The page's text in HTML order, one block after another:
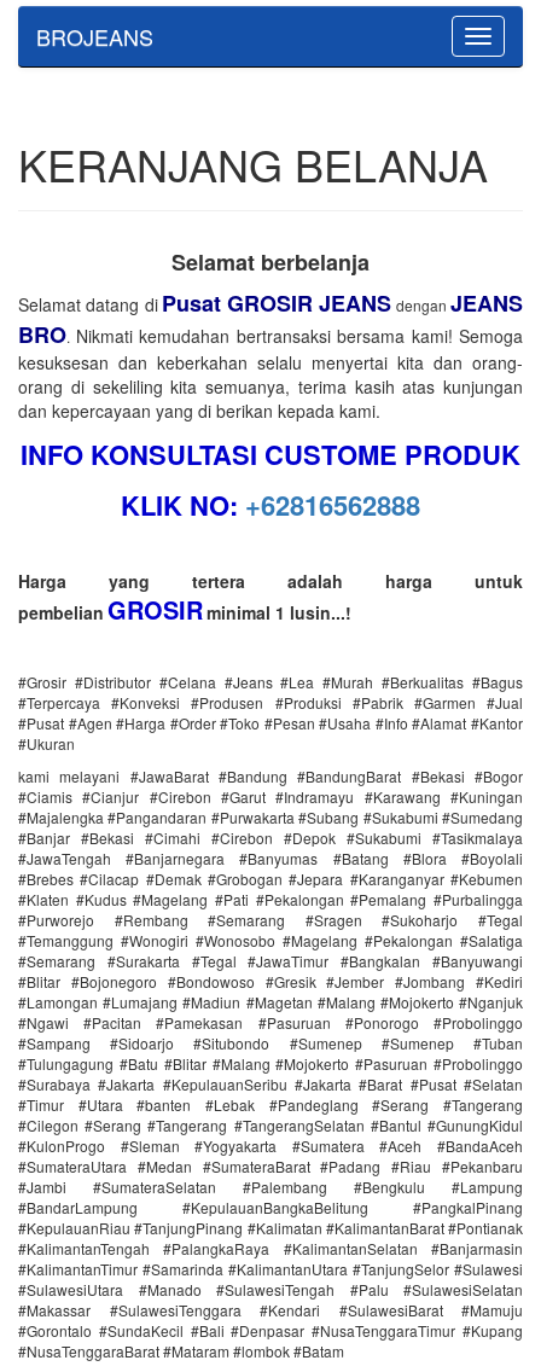
Toggle
BROJEANS
KERANJANG BELANJA
Selamat berbelanja
Selamat datang di Pusat GROSIR JEANS denganJEANS
BRO. Nikmati kemudahan bertransaksi bersama kami! Semoga
kesuksesan dan keberkahan selalu menyertai kita dan orang-
orang di sekeliling kita semuanya, terima kasih atas kunjungan
dan kepercayaan yang di berikan kepada kami.
INFO KONSULTASI CUSTOME PRODUK
KLIK NO: +62816562888
Harga yang tertera adalah harga untuk
pembelian GROSIRminimal 1 lusin...!
#Grosir #Distributor #Celana #Jeans #Lea #Murah #Berkualitas #Bagus
#Terpercaya #Konveksi #Produsen #Produksi #Pabrik #Garmen #Jual
#Pusat #Agen #Harga #Order #Toko #Pesan #Usaha #Info #Alamat #Kantor
#Ukuran
kami melayani #JawaBarat #Bandung #BandungBarat #Bekasi #Bogor
#Ciamis #Cianjur #Cirebon #Garut #Indramayu #Karawang #Kuningan
#Majalengka #Pangandaran #Purwakarta #Subang #Sukabumi #Sumedang
#Banjar #Bekasi #Cimahi #Cirebon #Depok #Sukabumi #Tasikmalaya
#JawaTengah #Banjarnegara #Banyumas #Batang #Blora #Boyolali
#Brebes #Cilacap #Demak #Grobogan #Jepara #Karanganyar #Kebumen
#Klaten #Kudus #Magelang #Pati #Pekalongan #Pemalang #Purbalingga
#Purworejo #Rembang #Semarang #Sragen #Sukoharjo #Tegal
#Temanggung #Wonogiri #Wonosobo #Magelang #Pekalongan #Salatiga
#Semarang #Surakarta #Tegal #JawaTimur #Bangkalan #Banyuwangi
#Blitar #Bojonegoro #Bondowoso #Gresik #Jember #Jombang #Kediri
#Lamongan #Lumajang #Madiun #Magetan #Malang #Mojokerto #Nganjuk
#Ngawi #Pacitan #Pamekasan #Pasuruan #Ponorogo #Probolinggo
#Sampang #Sidoarjo #Situbondo #Sumenep #Sumenep #Tuban
#Tulungagung #Batu #Blitar #Malang #Mojokerto #Pasuruan #Probolinggo
#Surabaya #Jakarta #KepulauanSeribu #Jakarta #Barat #Pusat #Selatan
#Timur #Utara #banten #Lebak #Pandeglang #Serang #Tangerang
#Cilegon #Serang #Tangerang #TangerangSelatan #Bantul #GunungKidul
#KulonProgo #Sleman #Yogyakarta #Sumatera #Aceh #BandaAceh
#SumateraUtara #Medan #SumateraBarat #Padang #Riau #Pekanbaru
#Jambi #SumateraSelatan #Palembang #Bengkulu #Lampung
#BandarLampung #KepulauanBangkaBelitung #PangkalPinang
#KepulauanRiau #TanjungPinang #Kalimatan #KalimantanBarat #Pontianak
#KalimantanTengah #PalangkaRaya #KalimantanSelatan #Banjarmasin
#KalimantanTimur #Samarinda #KalimantanUtara #TanjungSelor #Sulawesi
#SulawesiUtara #Manado #SulawesiTengah #Palu #SulawesiSelatan
#Makassar #SulawesiTenggara #Kendari #SulawesiBarat #Mamuju
#Gorontalo #SundaKecil #Bali #Denpasar #NusaTenggaraTimur #Kupang
#NusaTenggaraBarat #Mataram #lombok #Batam